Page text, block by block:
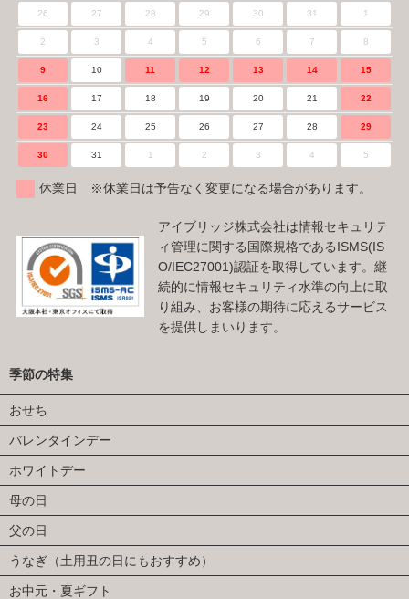
26 27 28 29 30 31 1
2 3 4 5 6 7 8
9 10 11 12 13 14 15
16 17 18 19 20 21 22
23 24 25 26 27 28 29
30 31 1 2 3 4 5
休業日 ※休業日は予告なく変更になる場合があります。
アイブリッジ株式会社は情報セキュリテ
ィ管理に関する国際規格であるISMS(IS
O/IEC27001)認証を取得しています。継
続的に情報セキュリティ水準の向上に取
り組み、お客様の期待に応えるサービス
を提供しまいります。
季節の特集
おせち
バレンタインデー
ホワイトデー
母の日
父の日
うなぎ（土用丑の日にもおすすめ）
お中元・夏ギフト